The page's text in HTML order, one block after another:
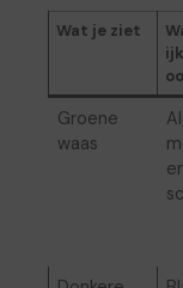
Wat je ziet
Groene
waas